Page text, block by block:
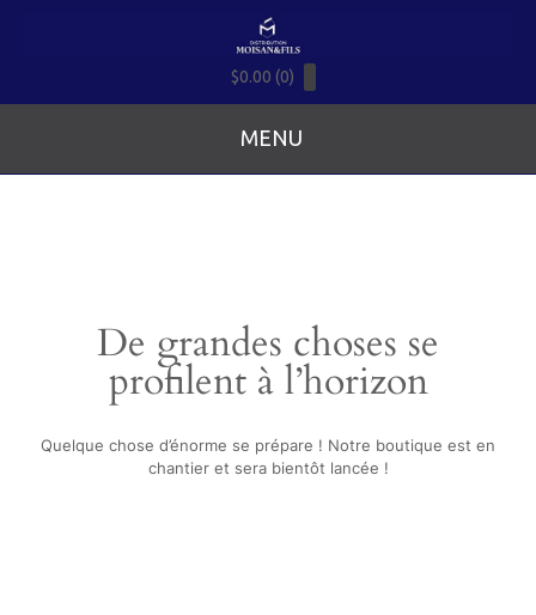
$0.00 (0)
MENU
De grandes choses se
profilent à l’horizon
Quelque chose d’énorme se prépare ! Notre boutique est en
chantier et sera bientôt lancée !